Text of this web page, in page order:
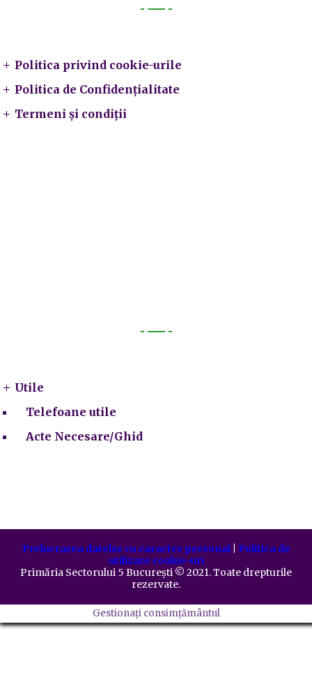
Politica privind cookie-urile
Politica de Confidențialitate
Termeni și condiții
Utile
Telefoane utile
Acte Necesare/Ghid
Prelucrarea datelor cu caracter personal| Politica de
utilizare cookie-uri
Primăria Sectorului 5 București ©️ 2021. Toate drepturile
rezervate.
Gestionați consimțământul